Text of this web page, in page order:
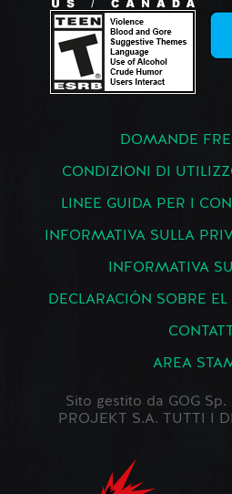
DOMANDE
CONDIZIONI DI
LINEE GUIDA PER I
INFORMATIVA SULLA
INFORMATIVA
DECLARACIÓN SOBRE
AREA
Sito gestito da GOG Sp.
PROJEKT S.A. TUTTI I